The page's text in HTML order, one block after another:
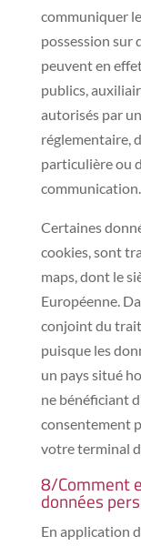
communiquer
possession sur
peuvent en
publics,
autorisés par
réglementaire,
particulière ou
communication.
Certaines
cookies, sont
maps, dont le
Européenne.
conjoint du
puisque les
un pays situé
ne bénéficiant
consentement
votre terminal
8/Comment
données
En application